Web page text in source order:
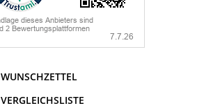
WUNSCHZETTEL
VERGLEICHSLISTE